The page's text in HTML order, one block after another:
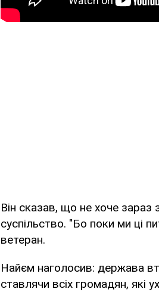
Він сказав, що не хоче
суспільство. "Бо поки ми ці
ветеран.
Найєм наголосив: держава
ставлячи всіх громадян, які